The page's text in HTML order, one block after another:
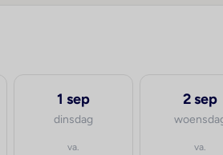
1 sep
dinsdag
va.
2 sep
va.